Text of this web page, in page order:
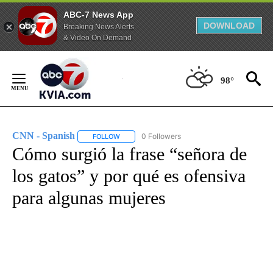
ABC-7 News App
Breaking News Alerts
& Video On Demand
DOWNLOAD
Content
98°
CNN - Spanish FOLLOW FOLLOW "CNN - SPANISH" TO RECEIVE
0 Followers
Cómo surgió la frase “señora de
los gatos” y por qué es ofensiva
para algunas mujeres